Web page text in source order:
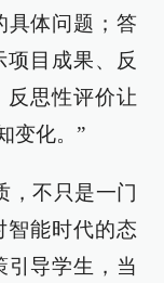
具体问题；答
目成果、反
反思性评价让
变化。”
，不只是一门
智能时代的态
引导学生，当